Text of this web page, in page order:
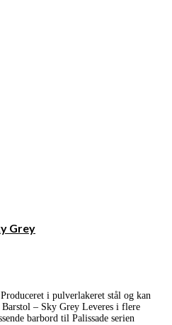
Grey
i pulverlakeret stål og kan
– Sky Grey Leveres i flere
barbord til Palissade serien